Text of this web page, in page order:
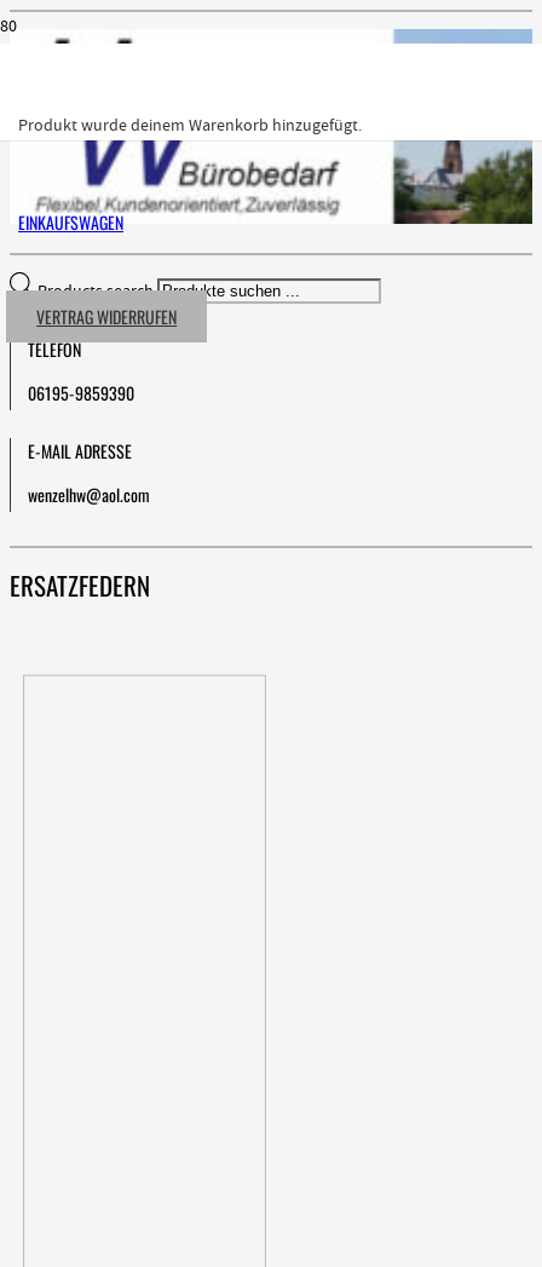
Produktwurde deinem Warenkorb hinzugefügt.
EINKAUFSWAGEN
VERTRAG WIDERRUFEN
Products search
TELEFON
06195-9859390
E-MAIL ADRESSE
wenzelhw@aol.com
ERSATZFEDERN